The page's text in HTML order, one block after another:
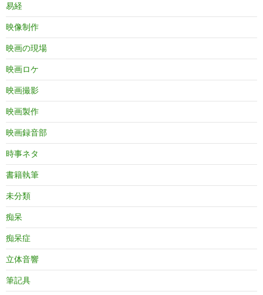
易経
映像制作
映画の現場
映画ロケ
映画撮影
映画製作
映画録音部
時事ネタ
書籍執筆
未分類
痴呆
痴呆症
立体音響
筆記具